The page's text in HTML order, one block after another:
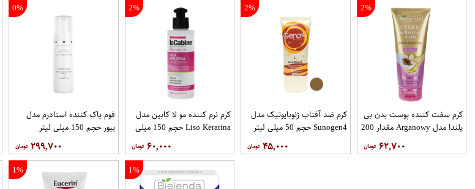
2%
کرم سفت‌ کننده پوست بدن بی
یلندا مدل Arganowy مقدار 200
۶۲,۷۰۰
2%
کرم ضد آفتاب ژنوبایوتیک مدل
Sunogen4 حجم 50 میلی لیتر
۴۵,۰۰۰
2%
کرم نرم کننده مو لا کابین مدل
Liso Keratina حجم 150 میلی
۶۰,۰۰۰
0%
فوم پاک کننده استادرم مدل
پیور حجم 150 میلی لیتر
۲۹۹,۷۰۰
1%
1%